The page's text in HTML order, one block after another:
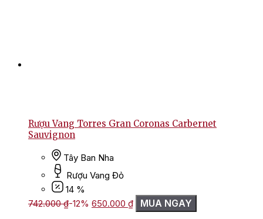
Rượu Vang Torres Gran Coronas Carbernet
Sauvignon
Tây Ban Nha
Rượu Vang Đỏ
14 %
742.000₫-12% Giá
gốc
650.000 ₫Giá
hiện
MUA NGAY